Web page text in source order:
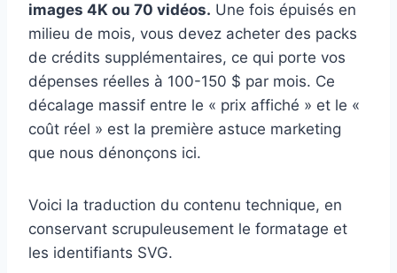
images 4K ou 70 vidéos. Une fois épuisés en
milieu de mois, vous devez acheter des packs
de crédits supplémentaires, ce qui porte vos
dépenses réelles à 100-150 $ par mois. Ce
décalage massif entre le « prix affiché » et le «
coût réel » est la première astuce marketing
que nous dénonçons ici.
Voici la traduction du contenu technique, en
conservant scrupuleusement le formatage et
les identifiants SVG.